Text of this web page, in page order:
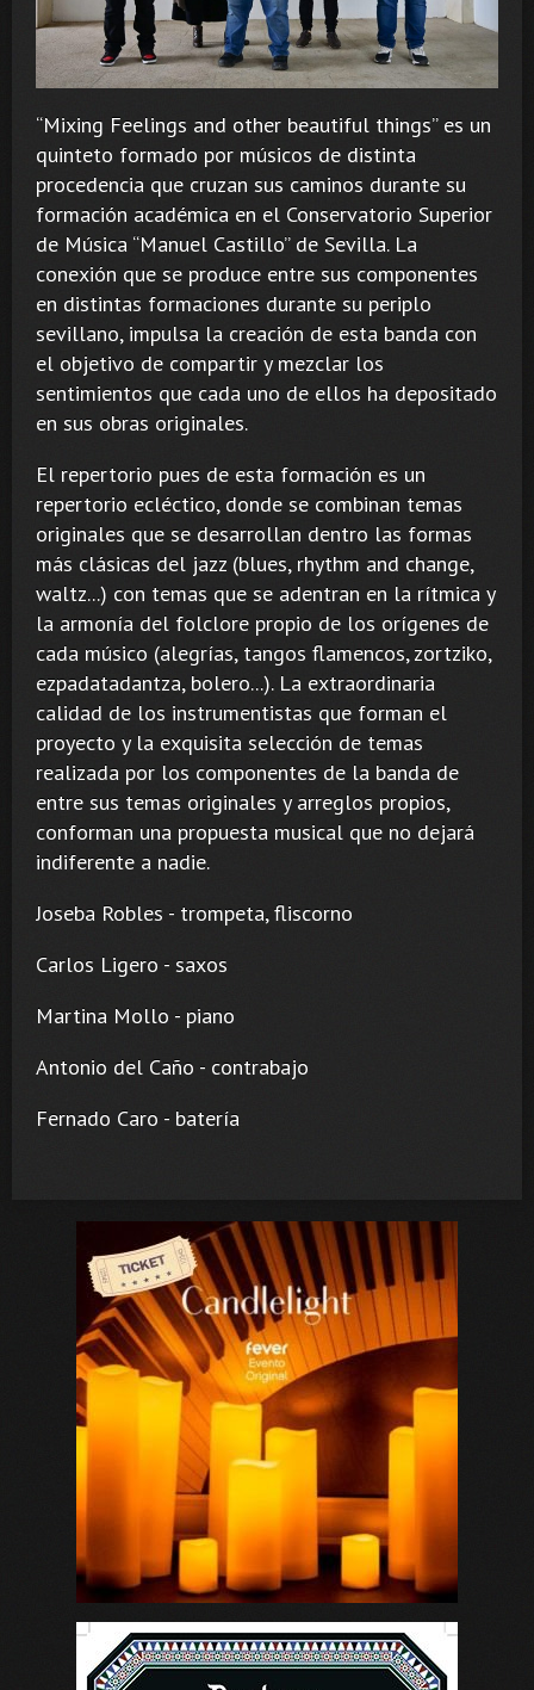
“Mixing Feelings and other beautiful things” es un
quinteto formado por músicos de distinta
procedencia que cruzan sus caminos durante su
formación académica en el Conservatorio Superior
de Música “Manuel Castillo” de Sevilla. La
conexión que se produce entre sus componentes
en distintas formaciones durante su periplo
sevillano, impulsa la creación de esta banda con
el objetivo de compartir y mezclar los
sentimientos que cada uno de ellos ha depositado
en sus obras originales.
El repertorio pues de esta formación es un
repertorio ecléctico, donde se combinan temas
originales que se desarrollan dentro las formas
más clásicas del jazz (blues, rhythm and change,
waltz...) con temas que se adentran en la rítmica y
la armonía del folclore propio de los orígenes de
cada músico (alegrías, tangos flamencos, zortziko,
ezpadatadantza, bolero...). La extraordinaria
calidad de los instrumentistas que forman el
proyecto y la exquisita selección de temas
realizada por los componentes de la banda de
entre sus temas originales y arreglos propios,
conforman una propuesta musical que no dejará
indiferente a nadie.
Joseba Robles - trompeta, fliscorno
Carlos Ligero - saxos
Martina Mollo - piano
Antonio del Caño - contrabajo
Fernado Caro - batería